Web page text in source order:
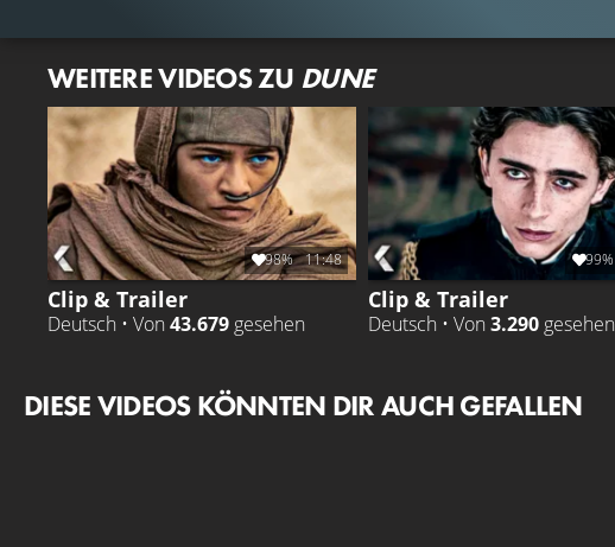
WEITERE VIDEOS ZU DUNE
98% 11:48
Clip & Trailer
Deutsch • Von 43.679 gesehen
99%
Clip & Trailer
Deutsch • Von 3.290 gesehen
DIESE VIDEOS KÖNNTEN DIR AUCH GEFALLEN